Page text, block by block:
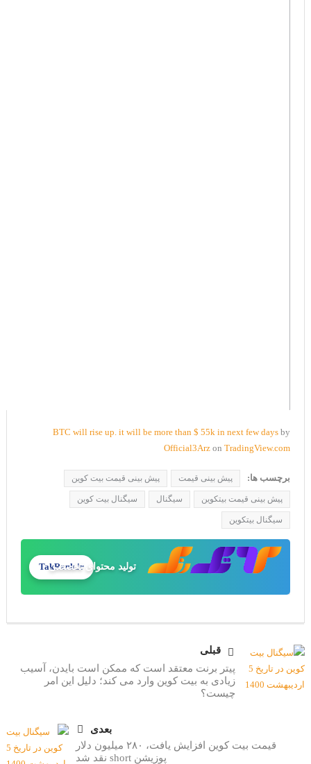
BTC will rise up. it will be more than $ 55k in next few days by
Official3Arz onTradingView.com
برچسب ها: پیش بینی قیمت پیش بینی قیمت بیت کوین
پیش بینی قیمت بیتکوین سیگنال سیگنال بیت کوین
سیگنال بیتکوین
تولید محتوای تخصصی
TakRank.ir
قبلی
پیتر برنت معتقد است که ممکن است بایدن، آسیب
زیادی به بیت کوین وارد می کند؛ دلیل این امر
چیست؟
بعدی
قیمت بیت کوین افزایش یافت، ۲۸۰ میلیون دلار
پوزیشن short نقد شد